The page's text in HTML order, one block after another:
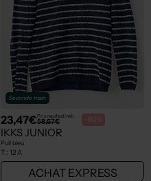
Seconde main
23,47€Prix neuf estimé :
58,67€ -60%
IKKS JUNIOR
Pull bleu
T : 12 A
ACHAT EXPRESS